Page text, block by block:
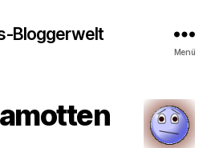
Bloggerwelt
Menü